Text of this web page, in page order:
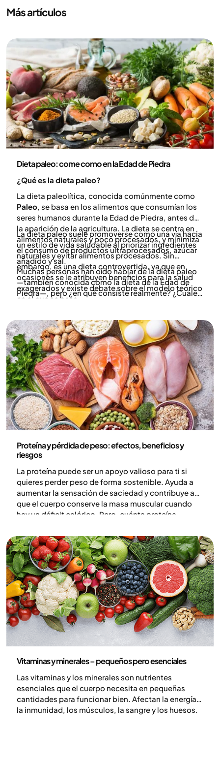
Más artículos
Dieta paleo: come como en la Edad de Piedra
¿Qué es la dieta paleo?
La dieta paleolítica, conocida comúnmente como
Paleo, se basa en los alimentos que consumían los
seres humanos durante la Edad de Piedra, antes de
la aparición de la agricultura. La dieta se centra en
alimentos naturales y poco procesados, y minimiza
el consumo de productos ultraprocesados, azúcar
añadido y sal.
La dieta paleo suele promoverse como una vía hacia
un estilo de vida saludable al priorizar ingredientes
naturales y evitar alimentos procesados. Sin
embargo, es una dieta controvertida, ya que en
ocasiones se le atribuyen beneficios para la salud
exagerados y existe debate sobre el modelo teórico
en el que se basa.
Muchas personas han oído hablar de la dieta paleo
—también conocida como la dieta de la Edad de
Piedra—, pero ¿en qué consiste realmente? ¿Cuáles
Proteína y pérdida de peso: efectos, beneficios y
riesgos
La proteína puede ser un apoyo valioso para ti si
quieres perder peso de forma sostenible. Ayuda a
aumentar la sensación de saciedad y contribuye a
que el cuerpo conserve la masa muscular cuando
hay un déficit calórico. Pero, cuánta proteína
qué beneficios y riesgos existen y cómo puedes
aumentar tu ingesta de proteína en la práctica. En
este artículo repasamos todo lo que necesitas saber
sobre la proteína y la pérdida de peso.
Vitaminas y minerales – pequeños pero esenciales
Las vitaminas y los minerales son nutrientes
esenciales que el cuerpo necesita en pequeñas
cantidades para funcionar bien. Afectan la energía,
la inmunidad, los músculos, la sangre y los huesos.